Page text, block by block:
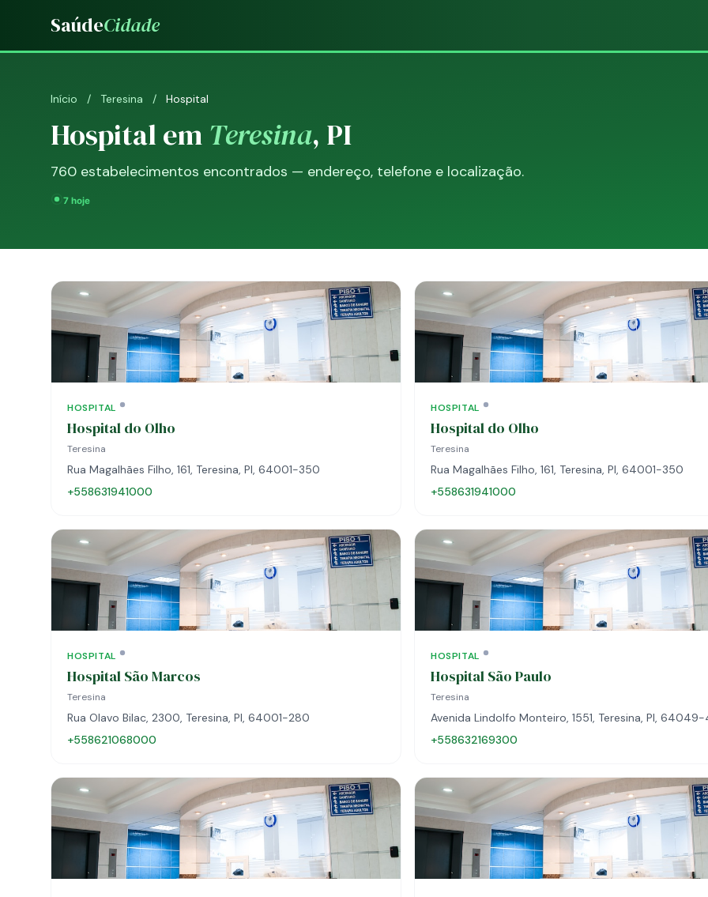
SaúdeCidade
Início / Teresina / Hospital
Hospital em Teresina, PI
760 estabelecimentos encontrados — endereço, telefone e localização.
HOSPITAL
Hospital do Olho
Teresina
Rua Magalhães Filho, 161, Teresina, PI, 64001-350
+558631941000
HOSPITAL
Hospital do Olho
Teresina
Rua Magalhães Filho, 161, Teresina, PI, 64001-350
+558631941000
HOSPITAL
Hospital São Marcos
Teresina
Rua Olavo Bilac, 2300, Teresina, PI, 64001-280
+558621068000
HOSPITAL
Hospital São Paulo
Teresina
Avenida Lindolfo Monteiro, 1551, Teresina, PI,
+558632169300